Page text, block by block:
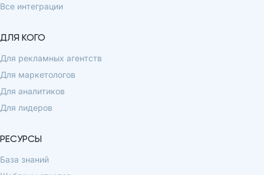
Все интеграции
ДЛЯ КОГО
Для рекламных агентств
Для маркетологов
Для аналитиков
Для лидеров
РЕСУРСЫ
База знаний